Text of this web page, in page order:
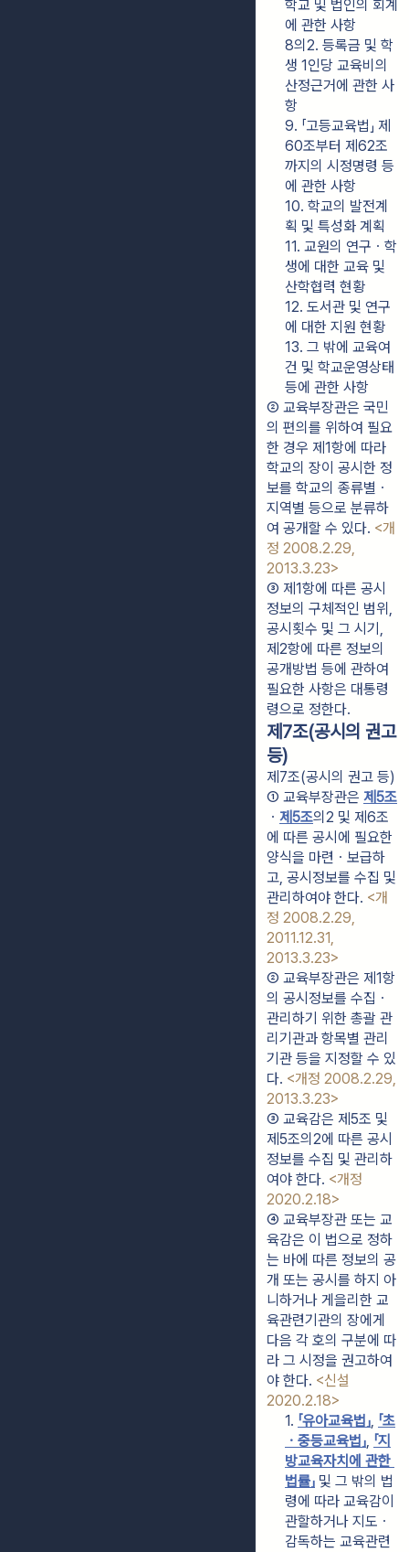
학교 및 법인의 회계
에 관한 사항
8의2. 등록금 및 학
생 1인당 교육비의
산정근거에 관한 사
항
9. 「고등교육법」 제
60조부터 제62조
까지의 시정명령 등
에 관한 사항
10. 학교의 발전계
획 및 특성화 계획
11. 교원의 연구ㆍ학
생에 대한 교육 및
산학협력 현황
12. 도서관 및 연구
에 대한 지원 현황
13. 그 밖에 교육여
건 및 학교운영상태
등에 관한 사항
② 교육부장관은 국민
의 편의를 위하여 필요
한 경우 제1항에 따라
학교의 장이 공시한 정
보를 학교의 종류별ㆍ
지역별 등으로 분류하
여 공개할 수 있다. <개
정 2008.2.29,
2013.3.23>
③ 제1항에 따른 공시
정보의 구체적인 범위,
공시횟수 및 그 시기,
제2항에 따른 정보의
공개방법 등에 관하여
필요한 사항은 대통령
령으로 정한다.
제7조(공시의 권고
등)
제7조(공시의 권고 등)
① 교육부장관은 제5조
ㆍ 제5조의2 및 제6조
에 따른 공시에 필요한
양식을 마련ㆍ보급하
고, 공시정보를 수집 및
관리하여야 한다. <개
정 2008.2.29,
2011.12.31,
2013.3.23>
② 교육부장관은 제1항
의 공시정보를 수집ㆍ
관리하기 위한 총괄 관
리기관과 항목별 관리
기관 등을 지정할 수 있
다. <개정 2008.2.29,
2013.3.23>
③ 교육감은 제5조 및
제5조의2에 따른 공시
정보를 수집 및 관리하
여야 한다. <개정
2020.2.18>
④ 교육부장관 또는 교
육감은 이 법으로 정하
는 바에 따른 정보의 공
개 또는 공시를 하지 아
니하거나 게을리한 교
육관련기관의 장에게
다음 각 호의 구분에 따
라 그 시정을 권고하여
야 한다. <신설
2020.2.18>
1. 「유아교육법」, 「초
ㆍ중등교육법」, 「지
방교육자치에 관한
법률」 및 그 밖의 법
령에 따라 교육감이
관할하거나 지도ㆍ
감독하는 교육관련